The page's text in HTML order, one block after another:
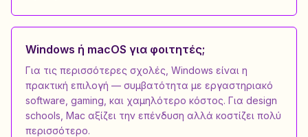
Windows ή macOS για φοιτητές;
Για τις περισσότερες σχολές, Windows είναι η
πρακτική επιλογή — συμβατότητα με εργαστηριακό
software, gaming, και χαμηλότερο κόστος. Για design
schools, Mac αξίζει την επένδυση αλλά κοστίζει πολύ
περισσότερο.